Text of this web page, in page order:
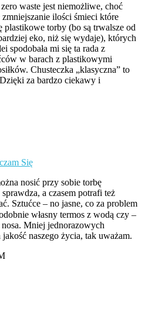
waste jest niemożliwe, choć
ilości śmieci które
plastikowe torby (bo są trwalsze od
eko, niż się wydaje), których
spodobała mi się ta rada z
w barach z plastikowymi
Chusteczka „klasyczna” to
za bardzo ciekawy i
Się
nosić przy sobie torbę
a czasem potrafi też
Sztućce – no jasne, co za problem
własny termos z wodą czy –
nosa. Mniej jednorazowych
naszego życia, tak uważam.